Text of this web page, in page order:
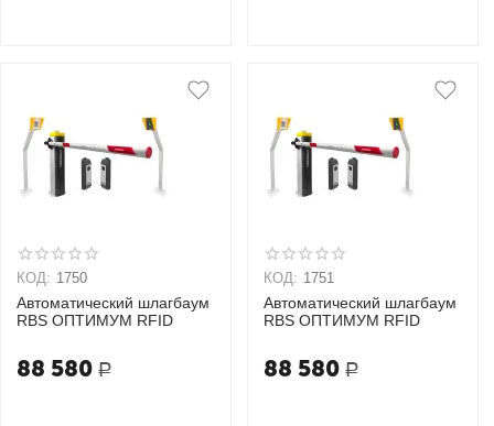
КОД: 1750
Автоматический шлагбаум
RBS ОПТИМУМ RFID
88 580 Р
КОД: 1751
Автоматический шлагбаум
RBS ОПТИМУМ RFID
88 580 Р